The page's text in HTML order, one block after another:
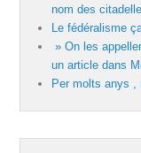
nom des
Le fédéralisme
» On les
un article dans
Per molts anys